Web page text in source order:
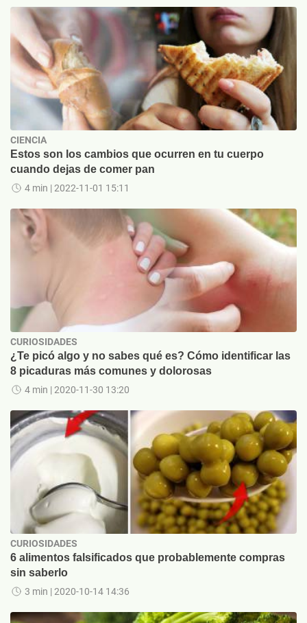
CIENCIA
Estos son los cambios que ocurren en tu cuerpo
cuando dejas de comer pan
4 min | 2022-11-01 15:11
CURIOSIDADES
¿Te picó algo y no sabes qué es? Cómo identificar las
8 picaduras más comunes y dolorosas
4 min | 2020-11-30 13:20
CURIOSIDADES
6 alimentos falsificados que probablemente compras
sin saberlo
3 min | 2020-10-14 14:36